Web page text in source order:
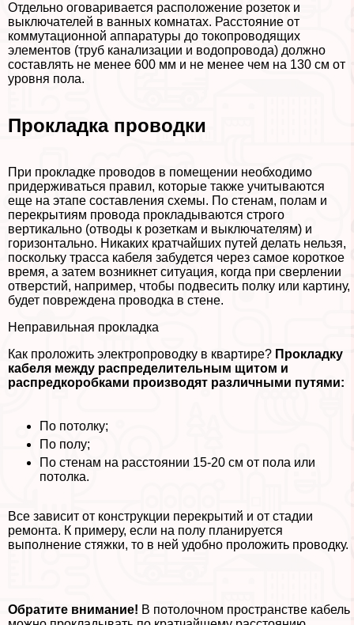
Отдельно оговаривается расположение розеток и
выключателей в ванных комнатах. Расстояние от
коммутационной аппаратуры до токопроводящих
элементов (труб канализации и водопровода) должно
составлять не менее 600 мм и не менее чем на 130 см от
уровня пола.
Прокладка проводки
При прокладке проводов в помещении необходимо
придерживаться правил, которые также учитываются
еще на этапе составления схемы. По стенам, полам и
перекрытиям провода прокладываются строго
вертикально (отводы к розеткам и выключателям) и
горизонтально. Никаких кратчайших путей делать нельзя,
поскольку трасса кабеля забудется через самое короткое
время, а затем возникнет ситуация, когда при сверлении
отверстий, например, чтобы подвесить полку или картину,
будет повреждена проводка в стене.
Неправильная прокладка
Как проложить электропроводку в квартире? Прокладку
кабеля между распределительным щитом и
распредкоробками производят различными путями:
По потолку;
По полу;
По стенам на расстоянии 15-20 см от пола или
потолка.
Все зависит от конструкции перекрытий и от стадии
ремонта. К примеру, если на полу планируется
выполнение стяжки, то в ней удобно проложить проводку.
Обратите внимание! В потолочном прострaнcтве кабель